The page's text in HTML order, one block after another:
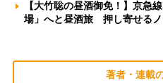
【大竹聡の昼酒御免！】京急
場」へと昼酒旅 押し寄せる
著者・連載